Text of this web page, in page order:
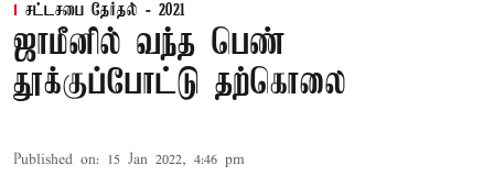
சட்டசபை தேர்தல் - 2021
ஜாமீனில் வந்த பெண்
தூக்குப்போட்டு தற்கொலை
Published on: 15 Jan 2022, 4:46 pm